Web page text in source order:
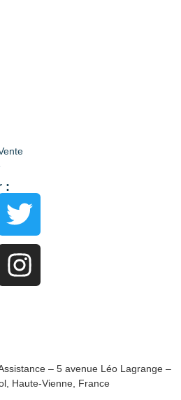
:
– 5 avenue Léo Lagrange –
Haute-Vienne, France